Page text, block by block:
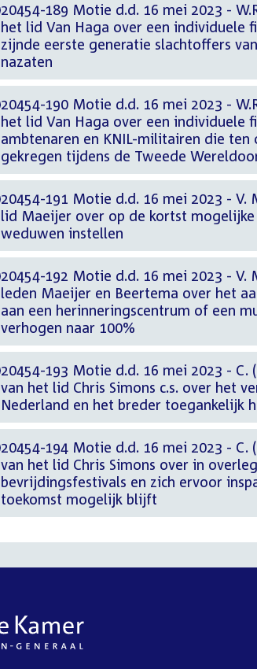
20454-189 Motie d.d. 16 mei 2023 -
het lid Van Haga over een individuele
zijnde eerste generatie slachtoffers
nazaten
20454-190 Motie d.d. 16 mei 2023 -
het lid Van Haga over een individuele
ambtenaren en KNIL-militairen die
gekregen tijdens de Tweede
20454-191 Motie d.d. 16 mei 2023 -
lid Maeijer over op de kortst
weduwen instellen
20454-192 Motie d.d. 16 mei 2023 -
leden Maeijer en Beertema over het
aan een herinneringscentrum of een
verhogen naar 100%
20454-193 Motie d.d. 16 mei 2023 -
van het lid Chris Simons c.s. over het
Nederland en het breder toegankelijk
20454-194 Motie d.d. 16 mei 2023 -
van het lid Chris Simons over in
bevrijdingsfestivals en zich ervoor
toekomst mogelijk blijft